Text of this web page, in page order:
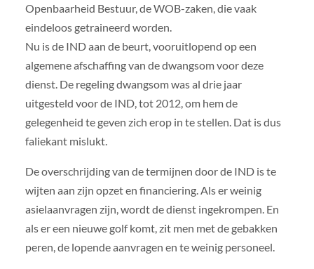
Openbaarheid Bestuur, de WOB-zaken, die vaak
eindeloos getraineerd worden.
Nu is de IND aan de beurt, vooruitlopend op een
algemene afschaffing van de dwangsom voor deze
dienst. De regeling dwangsom was al drie jaar
uitgesteld voor de IND, tot 2012, om hem de
gelegenheid te geven zich erop in te stellen. Dat is dus
faliekant mislukt.
De overschrijding van de termijnen door de IND is te
wijten aan zijn opzet en financiering. Als er weinig
asielaanvragen zijn, wordt de dienst ingekrompen. En
als er een nieuwe golf komt, zit men met de gebakken
peren, de lopende aanvragen en te weinig personeel.